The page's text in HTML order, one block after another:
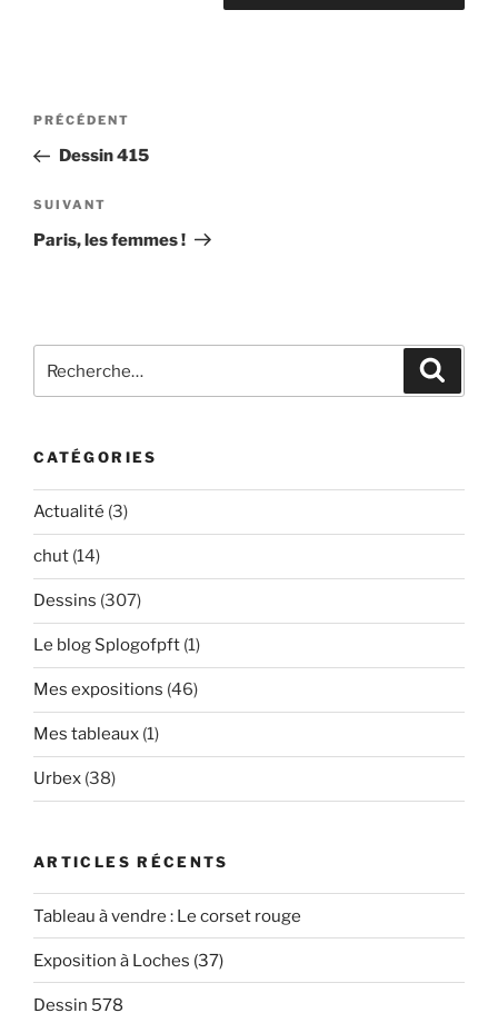
Navigation
l’article
Article
précédent
PRÉCÉDENT
Dessin 415
Article
suivant
SUIVANT
Paris, les femmes !
pour
CATÉGORIES
Actualité (3)
chut (14)
Dessins (307)
Le blog Splogofpft (1)
Mes expositions (46)
Mes tableaux (1)
Urbex (38)
ARTICLES RÉCENTS
Tableau à vendre : Le corset rouge
Exposition à Loches (37)
Dessin 578